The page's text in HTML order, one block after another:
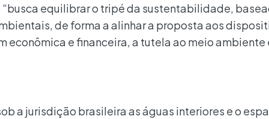
equilibrar o tripé da sustentabilidade,
de forma a alinhar a proposta aos
econômica e financeira, a tutela ao meio ambiente
a jurisdição brasileira as águas interiores e o